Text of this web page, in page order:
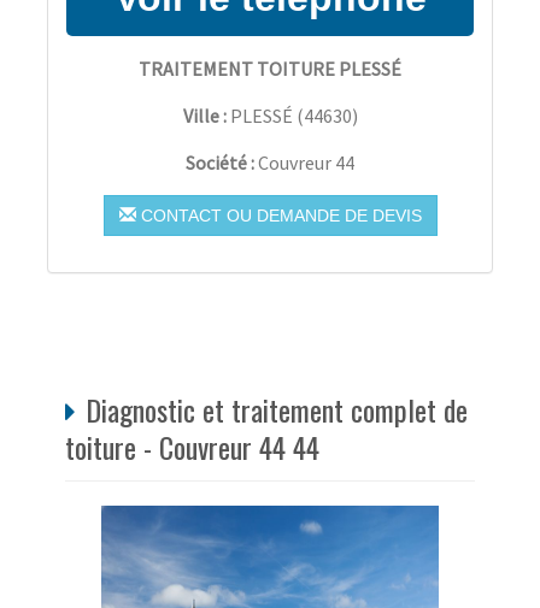
TRAITEMENT TOITURE PLESSÉ
Ville : PLESSÉ (44630)
Société :Couvreur 44
CONTACT OU DEMANDE DE DEVIS
Diagnostic et traitement complet de
toiture - Couvreur 44 44